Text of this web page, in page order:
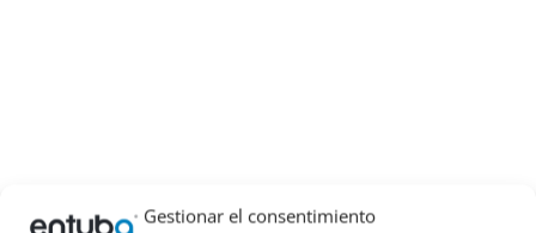
Gestionar el consentimiento